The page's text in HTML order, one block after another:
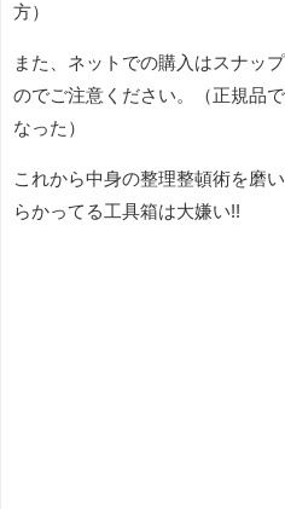
方）
また、ネットでの購入はスナッ
のでご注意ください。（正規品
なった）
これから中身の整理整頓術を
らかってる工具箱は大嫌い!!